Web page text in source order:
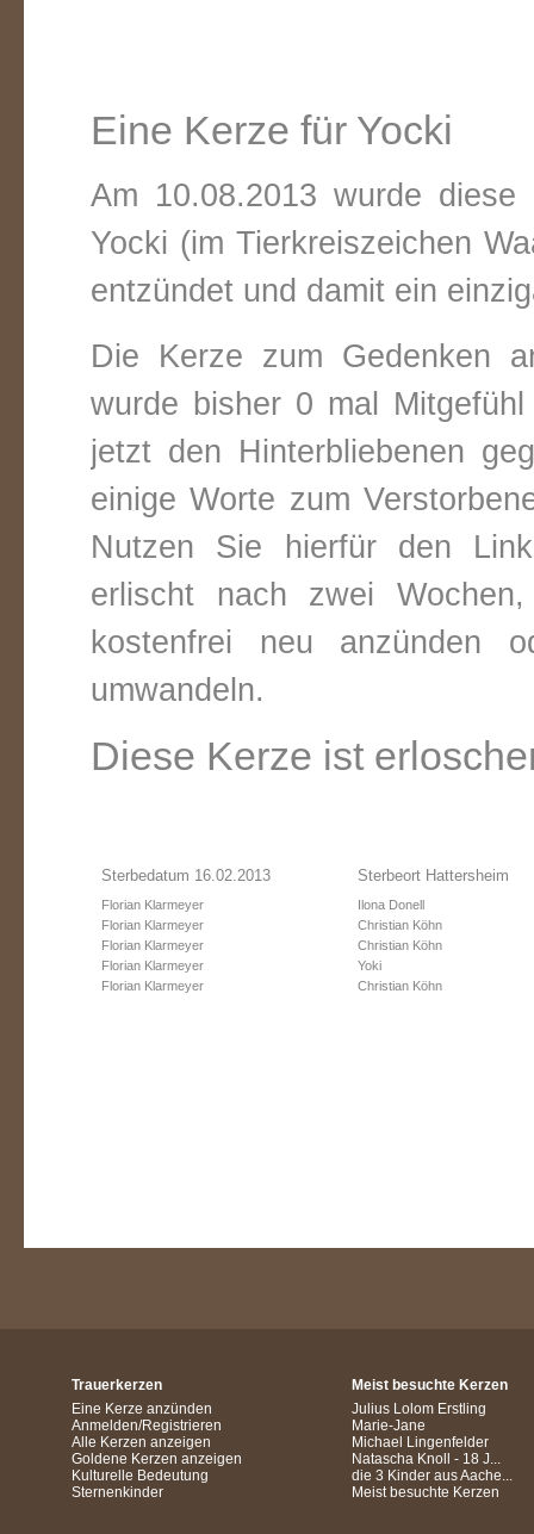
Eine Kerze für Yocki
Am 10.08.2013 wurde
Yocki (im Tierkreiszeichen
entzündet und damit ein
Die Kerze zum Gedenken
wurde bisher 0 mal
jetzt den Hinterbliebenen
einige Worte zum
Nutzen Sie hierfür den
erlischt nach zwei
kostenfrei neu anzünden
umwandeln.
Diese Kerze ist
Sterbedatum 16.02.2013
Florian Klarmeyer
Florian Klarmeyer
Florian Klarmeyer
Florian Klarmeyer
Florian Klarmeyer
Sterbeort Hattersheim
Ilona Donell
Christian Köhn
Christian Köhn
Yoki
Christian Köhn
Trauerkerzen
Eine Kerze anzünden
Anmelden/Registrieren
Alle Kerzen anzeigen
Goldene Kerzen anzeigen
Kulturelle Bedeutung
Sternenkinder
Meist besuchte Kerzen
Julius Lolom Erstling
Marie-Jane
Michael Lingenfelder
Natascha Knoll - 18 J...
die 3 Kinder aus Aache...
Meist besuchte Kerzen